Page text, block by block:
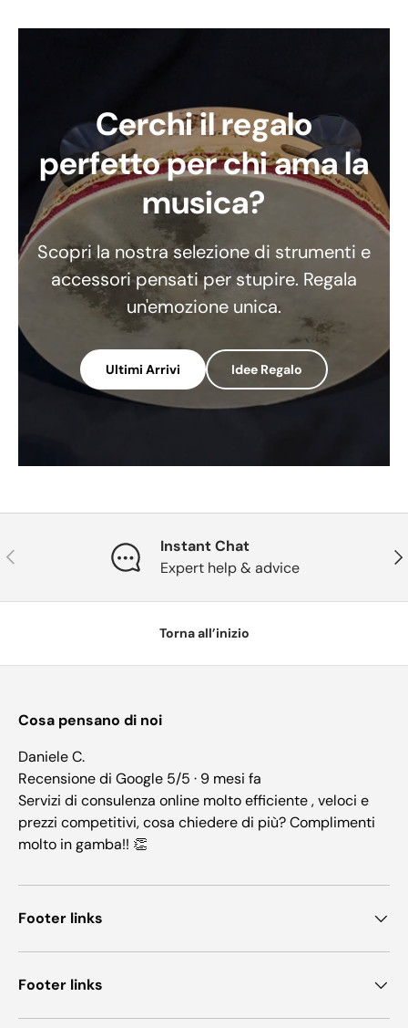
Cerchi il regalo
perfetto per chi ama la
musica?
Scopri la nostra selezione di strumenti e
accessori pensati per stupire. Regala
un'emozione unica.
Ultimi Arrivi Idee Regalo
Indietro
Instant Chat
Expert help & advice
Torna all’inizio
Cosa pensano di noi
Daniele C.
Recensione di Google 5/5 · 9 mesi fa
Servizi di consulenza online molto efficiente , veloci e
prezzi competitivi, cosa chiedere di più? Complimenti
molto in gamba!! 👏
Footer links
Footer links